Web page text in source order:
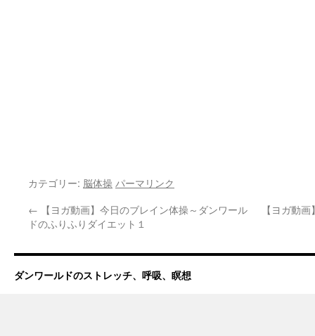
カテゴリー: 脳体操 パーマリンク
← 【ヨガ動画】今日のブレイン体操～ダンワール
ドのふりふりダイエット１
【ヨガ動
ダンワールドのストレッチ、呼吸、瞑想